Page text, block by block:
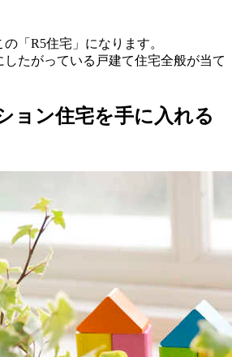
「R5住宅」になります。
たがっている戸建て住宅全般が当て
ョン住宅を手に入れる